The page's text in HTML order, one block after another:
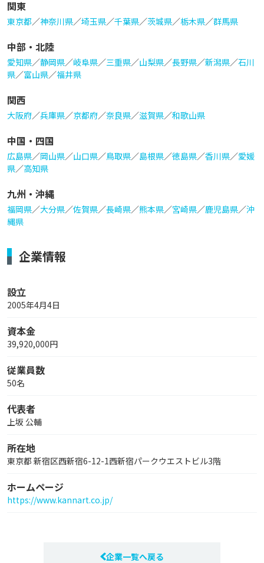
関東
東京都／神奈川県／埼玉県／千葉県／茨城県／栃木県／群馬県
中部・北陸
愛知県／静岡県／岐阜県／三重県／山梨県／長野県／新潟県／石川
県／富山県／福井県
関西
大阪府／兵庫県／京都府／奈良県／滋賀県／和歌山県
中国・四国
広島県／岡山県／山口県／鳥取県／島根県／徳島県／香川県／愛媛
県／高知県
九州・沖縄
福岡県／大分県／佐賀県／長崎県／熊本県／宮崎県／鹿児島県／沖
縄県
企業情報
設立
2005年4月4日
資本金
39,920,000円
従業員数
50名
代表者
上坂 公輔
所在地
東京都 新宿区西新宿6-12-1西新宿パークウエストビル3階
ホームページ
https://www.kannart.co.jp/
企業一覧へ戻る